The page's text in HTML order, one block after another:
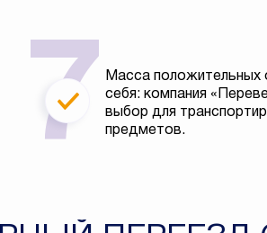
Масса положительных
себя: компания
выбор для
предметов.